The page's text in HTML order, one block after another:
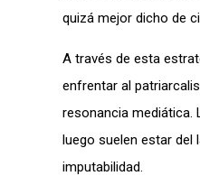
quizá mejor dicho de
A través de esta
enfrentar al
resonancia mediática.
luego suelen estar del
imputabilidad.